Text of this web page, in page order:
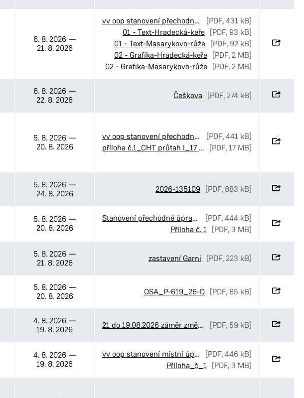
6. 8. 2026—
21. 8. 2026
vv oop stanovení přechodné úpravy MOI středové ostrůvky
[PDF, 431 kB]
01 - Text-Hradecká-keře [PDF, 93 kB]
01 - Text-Masarykovo-růže [PDF, 92 kB]
02 - Grafika-Hradecká-keře [PDF, 2 MB]
02 - Grafika-Masarykovo-růže [PDF, 2 MB]
6. 8. 2026—
22. 8. 2026
Češkova [PDF, 274 kB]
5. 8. 2026—
20. 8. 2026
vv oop stanovení přechodné úpravy provozu CHládek Tintěra Čankovice objízdná trasa
[PDF, 441 kB]
příloha č.1_CHT průtah I_17 Čankovice
[PDF, 17 MB]
5. 8. 2026—
24. 8. 2026
2026-135109 [PDF, 883 kB]
5. 8. 2026—
20. 8. 2026
Stanovení přechodné úpravy provozu v ulici Sukova třída v Pardubicích
[PDF, 444 kB]
Příloha č. 1 [PDF, 3 MB]
5. 8. 2026—
21. 8. 2026
zastavení Garni [PDF, 223 kB]
5. 8. 2026—
20. 8. 2026
OSA_P-619_26-D [PDF, 85 kB]
4. 8. 2026—
19. 8. 2026
21 do 19.08.2026 záměr změny NS [PDF, 59 kB]
4. 8. 2026—
19. 8. 2026
vv oop stanovení místní úpravy OD U Sportovní školy
[PDF, 446 kB]
Příloha_č_1 [PDF, 3 MB]